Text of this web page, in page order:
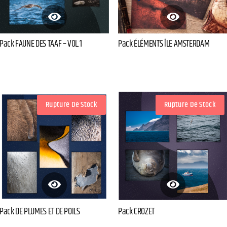
Pack FAUNE DES TAAF – VOL.1 Pack ÉLÉMENTS ÎLE AMSTERDAM
Rupture De Stock
Pack DE PLUMES ET DE POILS
Rupture De Stock
Pack CROZET